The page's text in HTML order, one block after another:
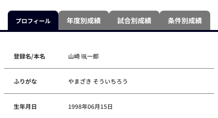
プロフィール 年度別成績 試合別成績 条件別成績
登録名/本名 山崎 颯一郎
ふりがな やまざき そういちろう
生年月日 1998年06月15日